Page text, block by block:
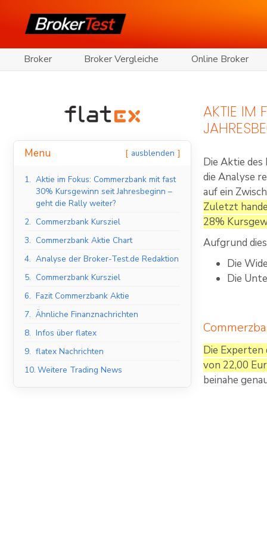
Broker Broker Vergleiche Online Broker
Menu ausblenden
1. Aktie im Fokus: Commerzbank mit fast
30% Kursgewinn seit Jahresbeginn –
geht die Rally weiter?
2. Commerzbank Kursziel
3. Commerzbank Aktie Chart
4. Analyse der Broker-Test.de Redaktion
5. Commerzbank Kursziel
6. Fazit Commerzbank Aktie
7. Ähnliche Finanznachrichten
8. Infos über flatex
9. flatex Nachrichten
10. Weitere Trading News
AKTIE IM
Die Aktie
die Analyse
auf ein
Zuletzt
28%
Aufgrund
Die
Die
Die Experten
von 22,00
beinahe